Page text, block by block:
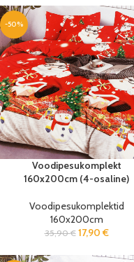
-50%
Voodipesukomplekt
160x200cm (4-osaline)
Voodipesukomplektid
160x200cm
35,90€ 17,90 €